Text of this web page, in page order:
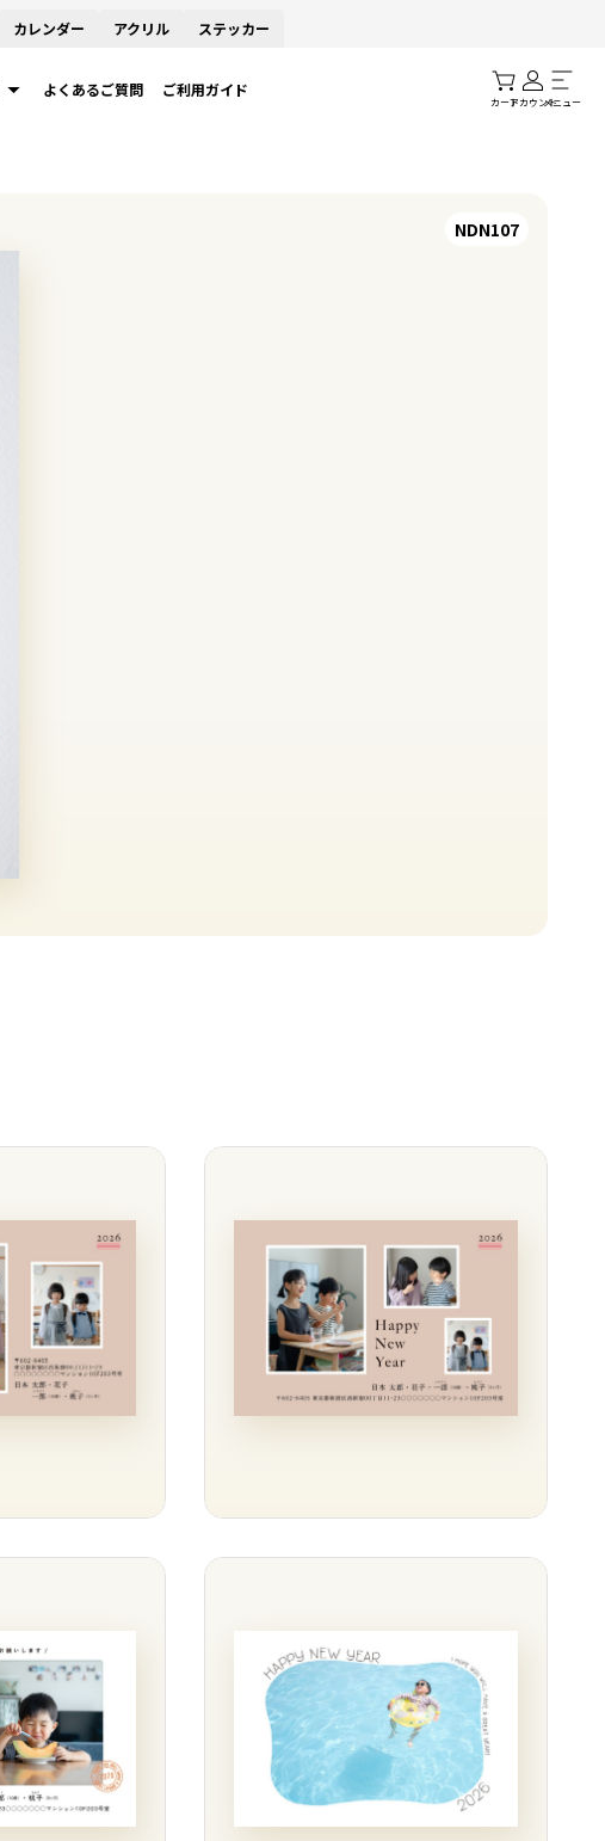
カレンダー アクリル ステッカー
よくあるご質問 ご利用ガイド
カートアカウントメニュー
NDN107